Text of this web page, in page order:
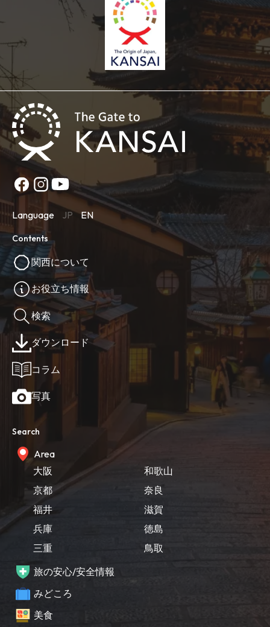
Language JP EN
Contents
関西について
お役立ち情報
検索
ダウンロード
コラム
写真
Search
Area
大阪
京都
福井
兵庫
三重
和歌山
奈良
滋賀
徳島
鳥取
旅の安心/安全情報
みどころ
美食